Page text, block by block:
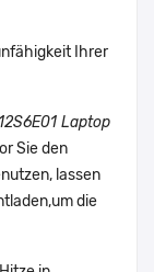
Ihrer
Laptop
Sie den
lassen
die